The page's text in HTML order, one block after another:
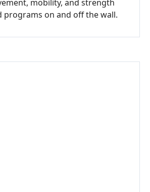
mobility, and strength
on and off the wall.